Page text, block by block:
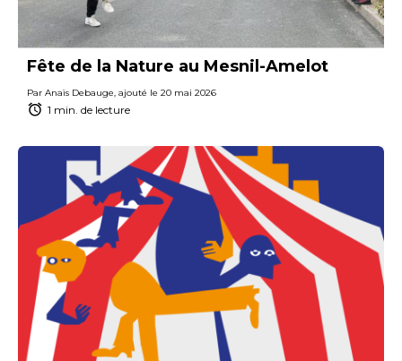
Fête de la Nature au Mesnil-Amelot
Par Anaïs Debauge, ajouté le 20 mai 2026
1 min. de lecture